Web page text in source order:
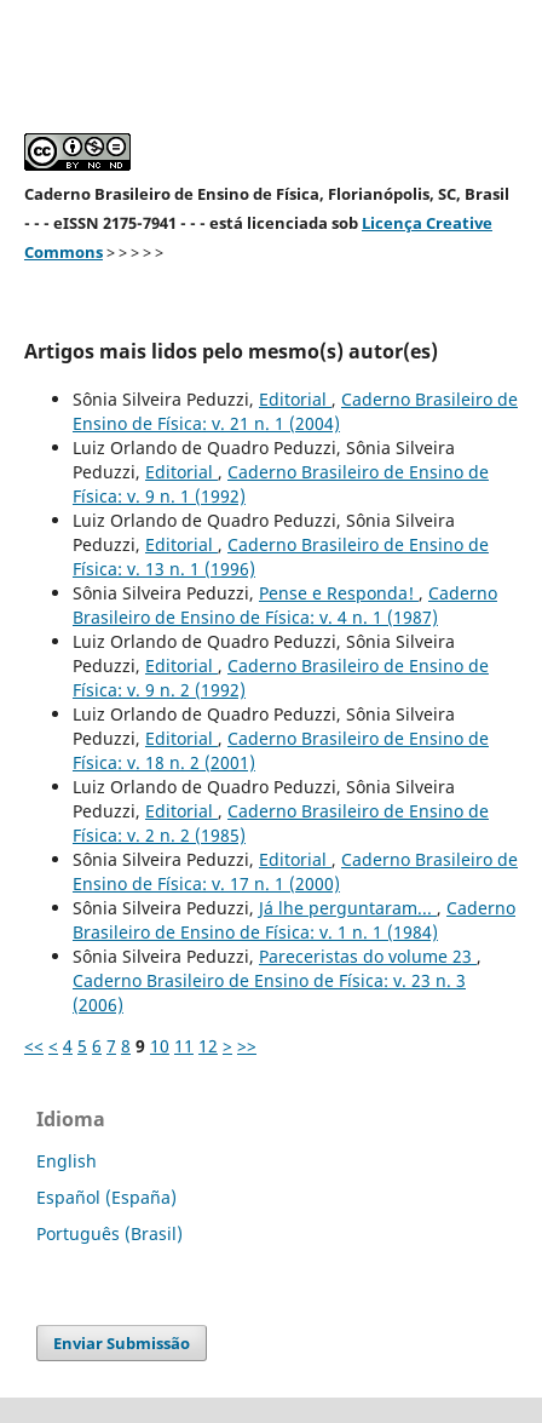
Caderno Brasileiro de Ensino de Física, Florianópolis, SC, Brasil
- - - eISSN 2175-7941 - - - está licenciada sob Licença Creative
Commons> > > > >
Artigos mais lidos pelo mesmo(s) autor(es)
Sônia Silveira Peduzzi, Editorial , Caderno Brasileiro de
Ensino de Física: v. 21 n. 1 (2004)
Luiz Orlando de Quadro Peduzzi, Sônia Silveira
Peduzzi, Editorial , Caderno Brasileiro de Ensino de
Física: v. 9 n. 1 (1992)
Luiz Orlando de Quadro Peduzzi, Sônia Silveira
Peduzzi, Editorial , Caderno Brasileiro de Ensino de
Física: v. 13 n. 1 (1996)
Sônia Silveira Peduzzi, Pense e Responda! , Caderno
Brasileiro de Ensino de Física: v. 4 n. 1 (1987)
Luiz Orlando de Quadro Peduzzi, Sônia Silveira
Peduzzi, Editorial , Caderno Brasileiro de Ensino de
Física: v. 9 n. 2 (1992)
Luiz Orlando de Quadro Peduzzi, Sônia Silveira
Peduzzi, Editorial , Caderno Brasileiro de Ensino de
Física: v. 18 n. 2 (2001)
Luiz Orlando de Quadro Peduzzi, Sônia Silveira
Peduzzi, Editorial , Caderno Brasileiro de Ensino de
Física: v. 2 n. 2 (1985)
Sônia Silveira Peduzzi, Editorial , Caderno Brasileiro de
Ensino de Física: v. 17 n. 1 (2000)
Sônia Silveira Peduzzi, Já lhe perguntaram... , Caderno
Brasileiro de Ensino de Física: v. 1 n. 1 (1984)
Sônia Silveira Peduzzi, Pareceristas do volume 23 ,
Caderno Brasileiro de Ensino de Física: v. 23 n. 3
(2006)
<< < 4 5 6 7 8 9 10 11 12 > >>
Idioma
English
Español (España)
Português (Brasil)
Enviar Submissão